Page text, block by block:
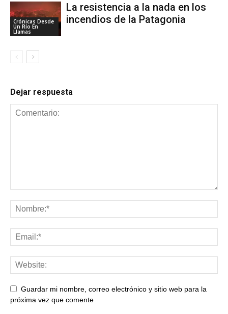
Crónicas Desde
Un Río En
Llamas
La resistencia a la nada en los
incendios de la Patagonia
Dejar respuesta
Guardar mi nombre, correo electrónico y sitio web para la
próxima vez que comente